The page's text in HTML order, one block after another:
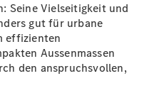
Seine Vielseitigkeit und
gut für urbane
effizienten
Aussenmassen
den anspruchsvollen,